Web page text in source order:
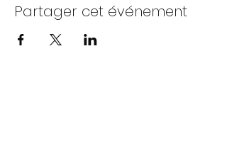
Partager cet événement